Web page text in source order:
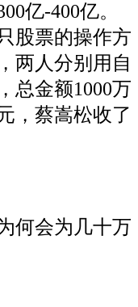
亿-400亿。
股票的操作方
两人分别用自
总金额1000万
，蔡嵩松收了
何会为几十万